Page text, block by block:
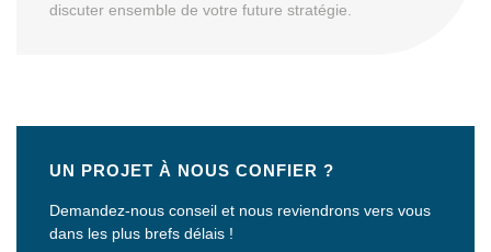
discuter ensemble de votre future stratégie.
UN PROJET À NOUS CONFIER ?
Demandez-nous conseil et nous reviendrons vers vous
dans les plus brefs délais !